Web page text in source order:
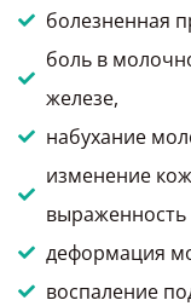
болезненная
боль в
железе,
набухание
изменение
деформация
воспаление